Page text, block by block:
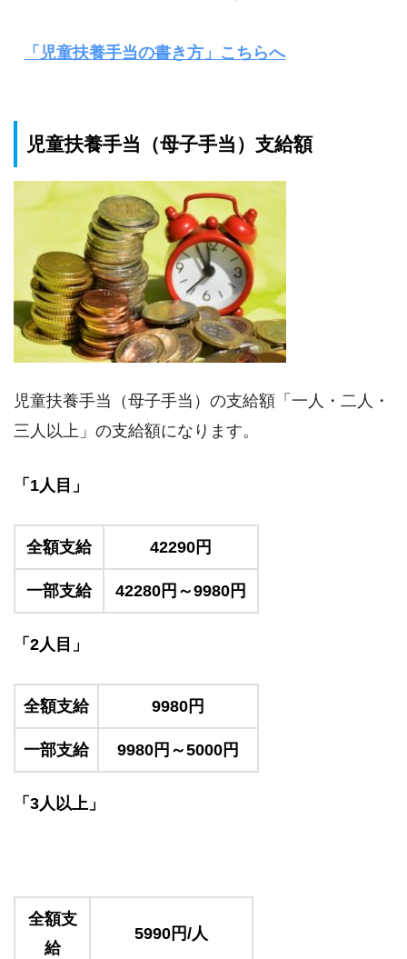
「児童扶養手当の書き方」こちらへ
児童扶養手当（母子手当）支給額
児童扶養手当（母子手当）の支給額「一人・二人・
三人以上」の支給額になります。
「1人目」
全額支給 42290円
一部支給 42280円～9980円
「2人目」
全額支給 9980円
一部支給 9980円～5000円
「3人以上」
全額支
給
5990円/人